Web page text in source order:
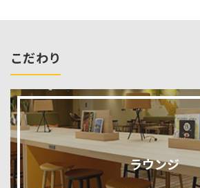
こだわり
ラウンジ